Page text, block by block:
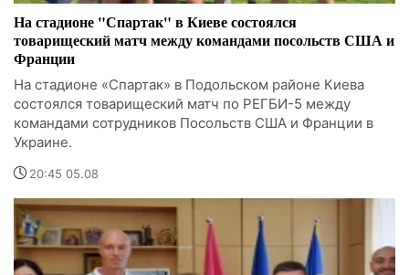
На стадионе "Спартак" в Киеве состоялся
товарищеский матч между командами посольств США и
Франции
На стадионе «Спартак» в Подольском районе Киева
состоялся товарищеский матч по РЕГБИ-5 между
командами сотрудников Посольств США и Франции в
Украине.
20:45 05.08